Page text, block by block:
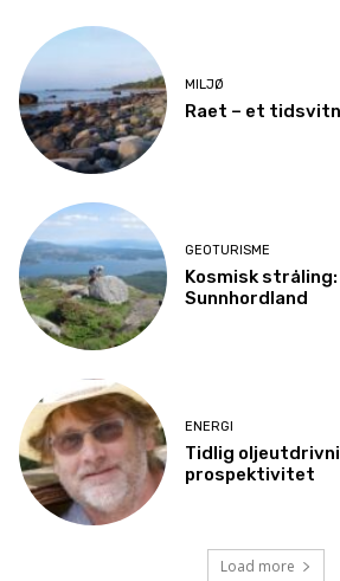
MILJØ
Raet – et
GEOTURISME
Kosmisk stråling:
Sunnhordland
ENERGI
Tidlig
prospektivitet
Load more